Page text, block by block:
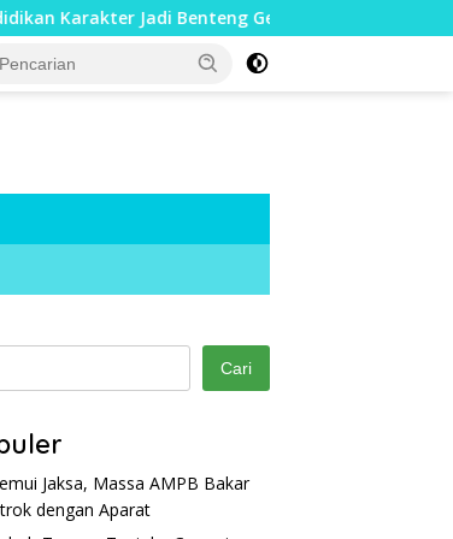
Jadi Benteng Generasi Muda
Cari
Jaksa, Massa AMPB Bakar
dengan Aparat